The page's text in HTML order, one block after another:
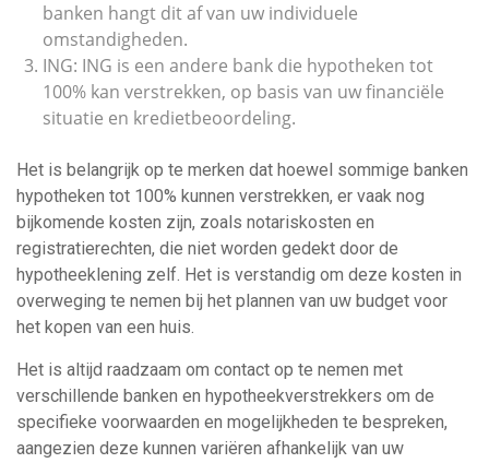
banken hangt dit af van uw individuele
omstandigheden.
ING: ING is een andere bank die hypotheken tot
100% kan verstrekken, op basis van uw financiële
situatie en kredietbeoordeling.
Het is belangrijk op te merken dat hoewel sommige banken
hypotheken tot 100% kunnen verstrekken, er vaak nog
bijkomende kosten zijn, zoals notariskosten en
registratierechten, die niet worden gedekt door de
hypotheeklening zelf. Het is verstandig om deze kosten in
overweging te nemen bij het plannen van uw budget voor
het kopen van een huis.
Het is altijd raadzaam om contact op te nemen met
verschillende banken en hypotheekverstrekkers om de
specifieke voorwaarden en mogelijkheden te bespreken,
aangezien deze kunnen variëren afhankelijk van uw